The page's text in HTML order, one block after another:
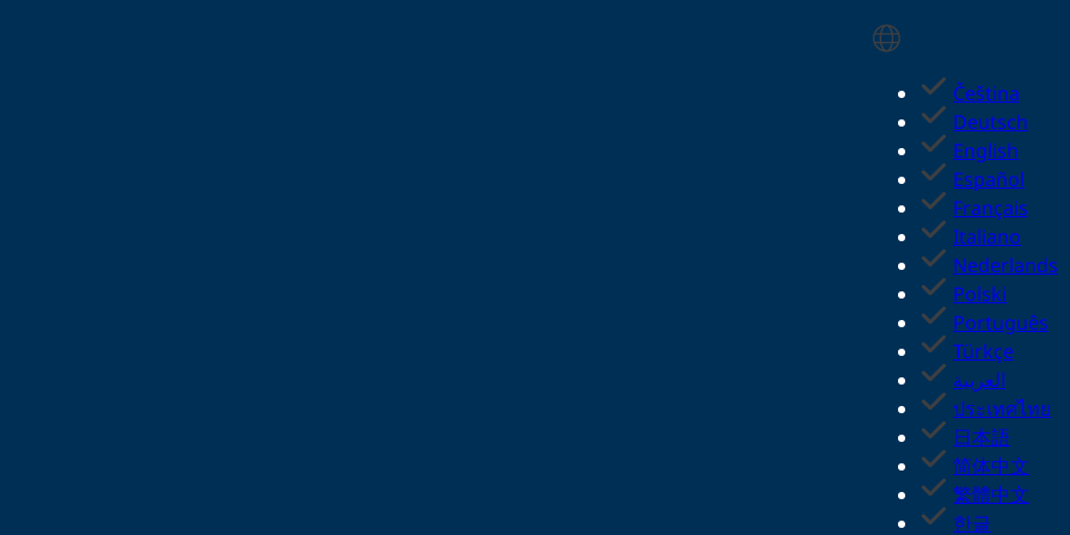
Čeština
Deutsch
English
Español
Français
Italiano
Nederlands
Polski
Português
Türkçe
العربية
ประเทศไทย
日本語
简体中文
繁體中文
한글